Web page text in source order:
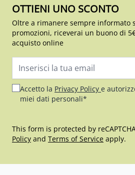
OTTIENI UNO SCONTO
Oltre a rimanere sempre informato
promozioni, riceverai un buono di
acquisto online
Accetto la Privacy Policy e
miei dati personali*
This form is protected by
Policy and Terms of Service apply.